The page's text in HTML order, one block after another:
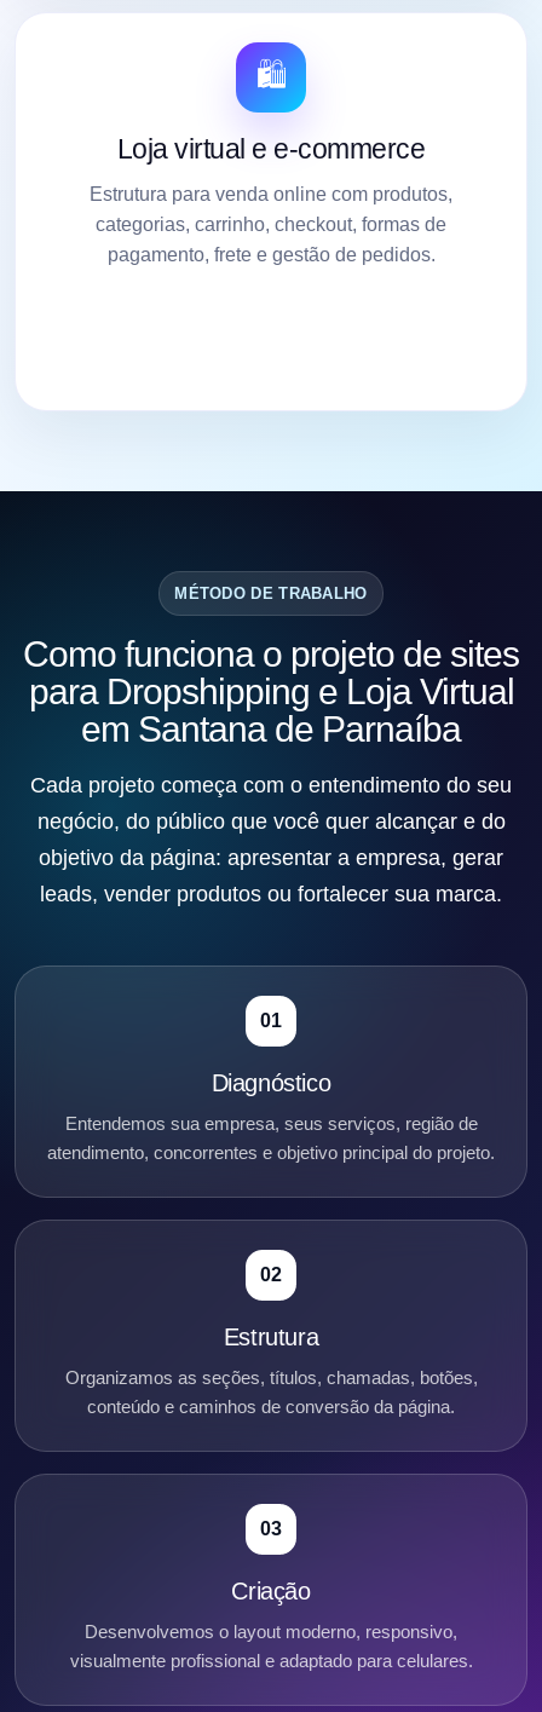
🛍️
Loja virtual e e-commerce
Estrutura para venda online com produtos,
categorias, carrinho, checkout, formas de
pagamento, frete e gestão de pedidos.
MÉTODO DE TRABALHO
Como funciona o projeto de sites
para Dropshipping e Loja Virtual
em Santana de Parnaíba
Cada projeto começa com o entendimento do seu
negócio, do público que você quer alcançar e do
objetivo da página: apresentar a empresa, gerar
leads, vender produtos ou fortalecer sua marca.
01
Diagnóstico
Entendemos sua empresa, seus serviços, região de
atendimento, concorrentes e objetivo principal do projeto.
02
Estrutura
Organizamos as seções, títulos, chamadas, botões,
conteúdo e caminhos de conversão da página.
03
Criação
Desenvolvemos o layout moderno, responsivo,
visualmente profissional e adaptado para celulares.